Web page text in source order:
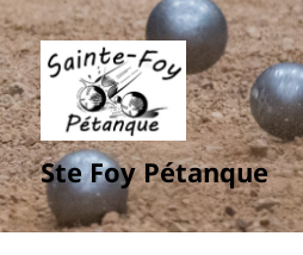
Ste Foy Pétanque